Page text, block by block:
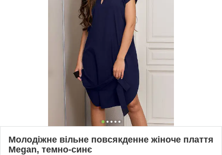
Молодіжне вільне повсякденне жіноче плаття
Megan, темно-синє